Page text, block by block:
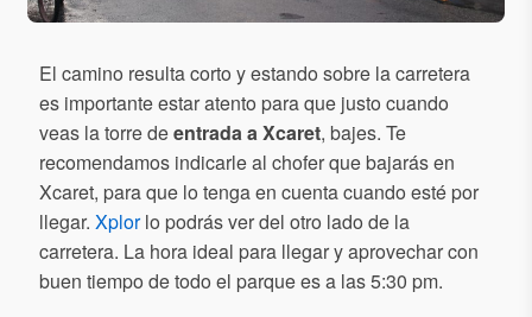
El camino resulta corto y estando sobre la carretera
es importante estar atento para que justo cuando
veas la torre deentrada a Xcaret, bajes. Te
recomendamos indicarle al chofer que bajarás en
Xcaret, para que lo tenga en cuenta cuando esté por
llegar. Xplorlo podrás ver del otro lado de la
carretera. La hora ideal para llegar y aprovechar con
buen tiempo de todo el parque es a las 5:30 pm.